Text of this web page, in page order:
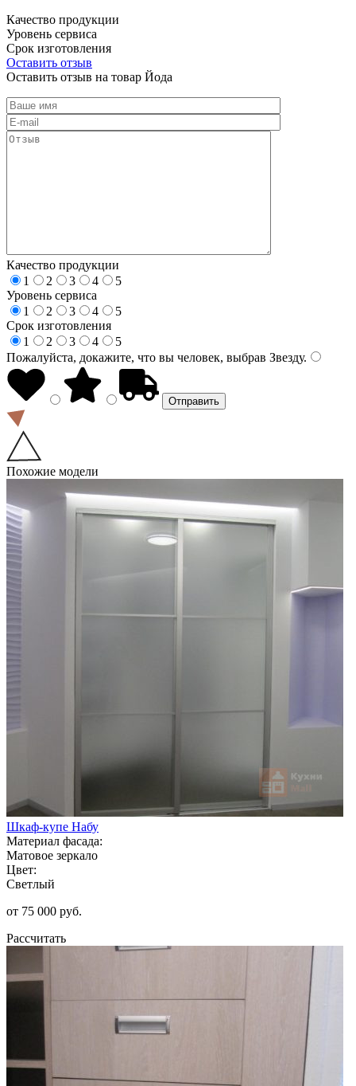
Качество продукции
Уровень сервиса
Срок изготовления
Оставить отзыв
Оставить отзыв на товар Йода
Качество продукции
1
2 3 4
5
Уровень сервиса
1
2 3 4
5
Срок изготовления
1
2 3 4
5
Пожалуйста, докажите, что вы человек, выбрав Звезду.
Похожие модели
Шкаф-купе Набу
Материал фасада:
Матовое зеркало
Цвет:
Светлый
от 75 000 руб.
Рассчитать